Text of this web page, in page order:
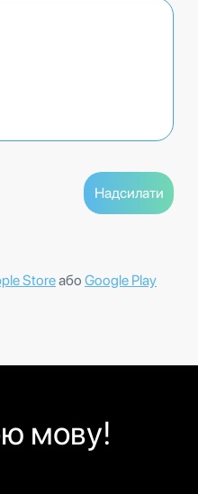
Storeабо Google Play
мову!